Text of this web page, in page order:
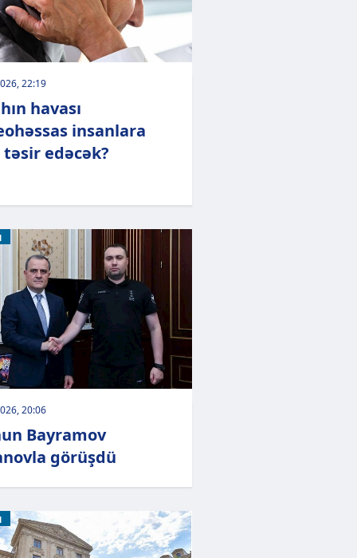
22:19
havası
insanlara
təsir edəcək?
20:06
Bayramov
görüşdü